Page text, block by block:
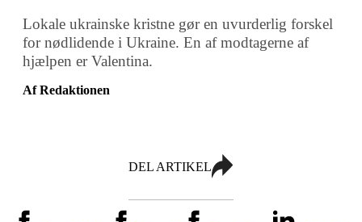
Lokale ukrainske kristne gør en uvurderlig forskel
for nødlidende i Ukraine. En af modtagerne af
hjælpen er Valentina.
Af Redaktionen
DEL ARTIKEL